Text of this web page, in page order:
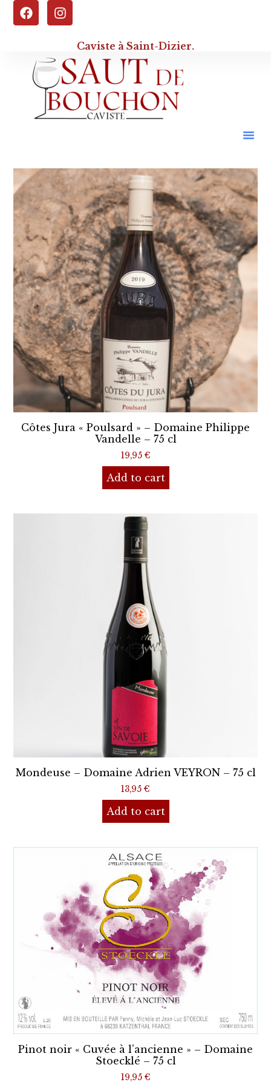
Caviste à Saint-Dizier.
Côtes Jura « Poulsard » – Domaine Philippe
Vandelle – 75 cl
19,95 €
Add to cart
Mondeuse – Domaine Adrien VEYRON – 75 cl
13,95 €
Add to cart
Pinot noir « Cuvée à l’ancienne » – Domaine
Stoecklé – 75 cl
19,95 €